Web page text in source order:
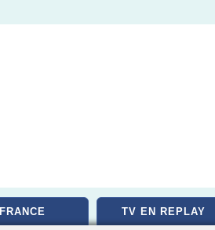
FRANCE TV EN REPLAY